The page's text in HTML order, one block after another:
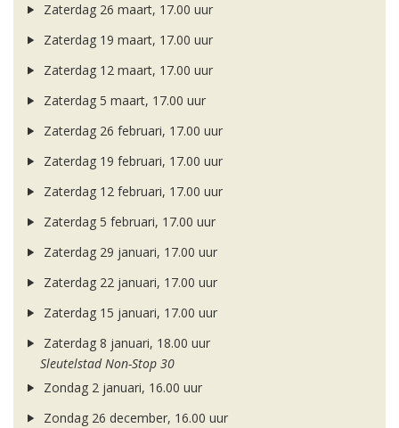
Zaterdag 26 maart, 17.00 uur
Zaterdag 19 maart, 17.00 uur
Zaterdag 12 maart, 17.00 uur
Zaterdag 5 maart, 17.00 uur
Zaterdag 26 februari, 17.00 uur
Zaterdag 19 februari, 17.00 uur
Zaterdag 12 februari, 17.00 uur
Zaterdag 5 februari, 17.00 uur
Zaterdag 29 januari, 17.00 uur
Zaterdag 22 januari, 17.00 uur
Zaterdag 15 januari, 17.00 uur
Zaterdag 8 januari, 18.00 uur
Sleutelstad Non-Stop 30
Zondag 2 januari, 16.00 uur
Zondag 26 december, 16.00 uur